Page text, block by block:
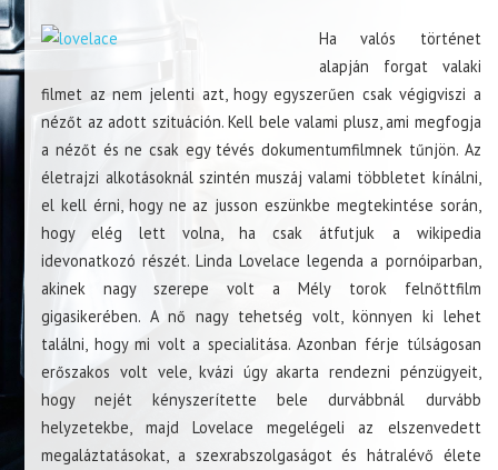
Ha valós történet
alapján forgat valaki
filmet az nem jelenti azt, hogy egyszerűen csak végigviszi a
nézőt az adott szituáción. Kell bele valami plusz, ami megfogja
a nézőt és ne csak egy tévés dokumentumfilmnek tűnjön. Az
életrajzi alkotásoknál szintén muszáj valami többletet kínálni,
el kell érni, hogy ne az jusson eszünkbe megtekintése során,
hogy elég lett volna, ha csak átfutjuk a wikipedia
idevonatkozó részét. Linda Lovelace legenda a pornóiparban,
akinek nagy szerepe volt a Mély torok felnőttfilm
gigasikerében. A nő nagy tehetség volt, könnyen ki lehet
találni, hogy mi volt a specialitása. Azonban férje túlságosan
erőszakos volt vele, kvázi úgy akarta rendezni pénzügyeit,
hogy nejét kényszerítette bele durvábbnál durvább
helyzetekbe, majd Lovelace megelégeli az elszenvedett
megaláztatásokat, a szexrabszolgaságot és hátralévő élete